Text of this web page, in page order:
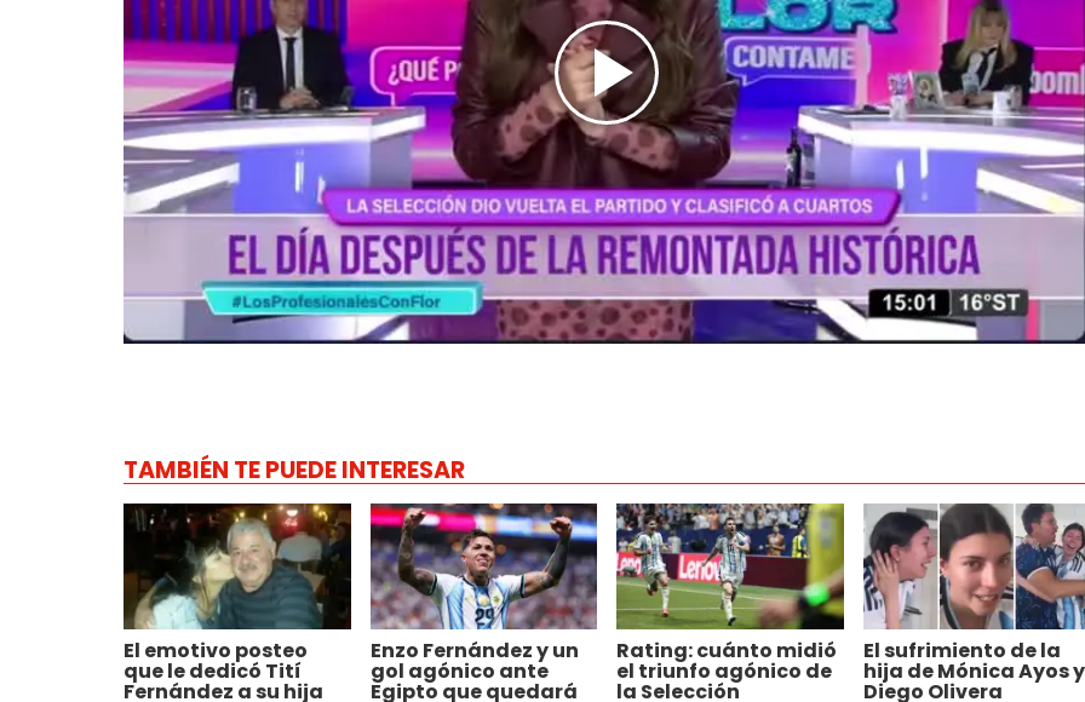
TAMBIÉN TE PUEDE INTERESAR
El emotivo posteo
que le dedicó Tití
Fernández a su hija
Enzo Fernández y un
gol agónico ante
Egipto que quedará
Rating: cuánto midió
el triunfo agónico de
la Selección
El sufrimiento de la
hija de Mónica Ayos y
Diego Olivera